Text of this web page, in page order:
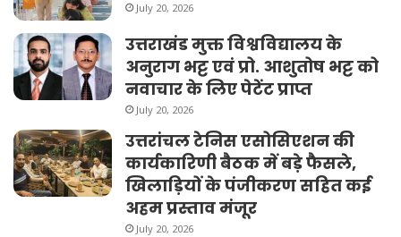
July 20, 2026
उत्तराखंड मुक्त विश्वविद्यालय के
अनुराग भट्ट एवं प्रो. आशुतोष भट्ट को
नवाचार के लिए पेटेंट प्राप्त
July 20, 2026
उत्तरांचल टेनिस एसोसिएशन की
कार्यकारिणी बैठक में बड़े फैसले,
खिलाड़ियों के पंजीकरण सहित कई
अहम प्रस्ताव मंजूर
July 20, 2026